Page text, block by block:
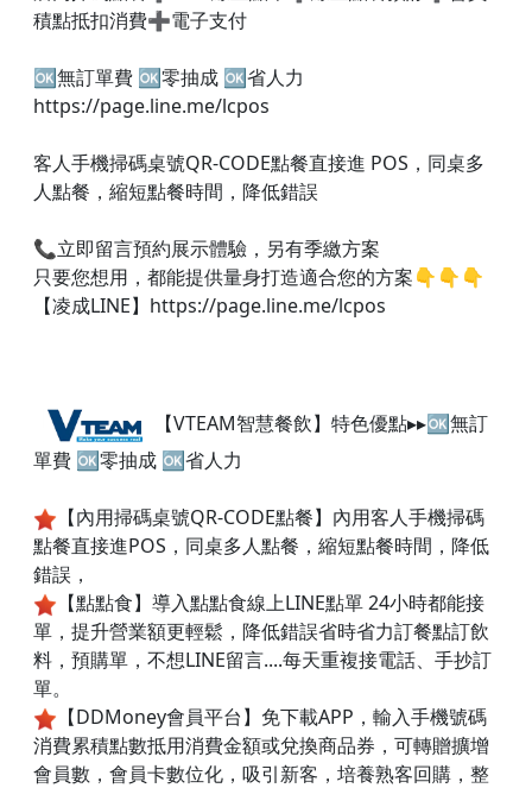
積點抵扣消費➕電子支付
🆗無訂單費 🆗零抽成 🆗省人力
https://page.line.me/lcpos
客人手機掃碼桌號QR-CODE點餐直接進 POS，同桌多
人點餐，縮短點餐時間，降低錯誤
📞立即留言預約展示體驗，另有季繳方案
只要您想用，都能提供量身打造適合您的方案👇👇👇​
【凌成LINE】https://page.line.me/lcpos
【VTEAM智慧餐飲】特色優點▸▸🆗無訂
單費 🆗零抽成 🆗省人力
【內用掃碼桌號QR-CODE點餐】內用客人手機掃碼
點餐直接進POS，同桌多人點餐，縮短點餐時間，降低
錯誤，
【點點食】導入點點食線上LINE點單 24小時都能接
單，提升營業額更輕鬆，降低錯誤省時省力訂餐點訂飲
料，預購單，不想LINE留言....每天重複接電話、手抄訂
單。
【DDMoney會員平台】免下載APP，輸入手機號碼
消費累積點數抵用消費金額或兌換商品券，可轉贈擴增
會員數，會員卡數位化，吸引新客，培養熟客回購，整